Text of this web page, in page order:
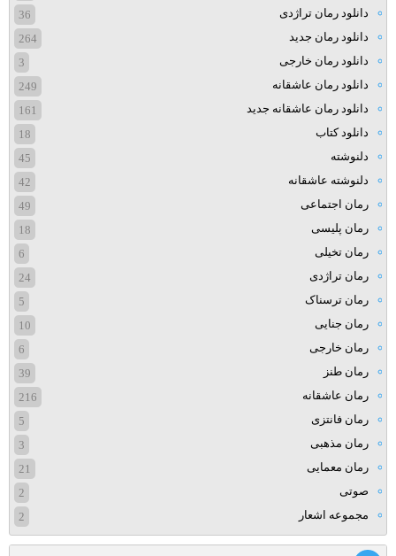
دانلود رمان تراژدی
36
دانلود رمان جدید
264
دانلود رمان خارجی
3
دانلود رمان عاشقانه
249
دانلود رمان عاشقانه جدید
161
دانلود کتاب
18
دلنوشته
45
دلنوشته عاشقانه
42
رمان اجتماعی
49
رمان پلیسی
18
رمان تخیلی
6
رمان تراژدی
24
رمان ترسناک
5
رمان جنایی
10
رمان خارجی
6
رمان طنز
39
رمان عاشقانه
216
رمان فانتزی
5
رمان مذهبی
3
رمان معمایی
21
صوتی
2
مجموعه اشعار
2